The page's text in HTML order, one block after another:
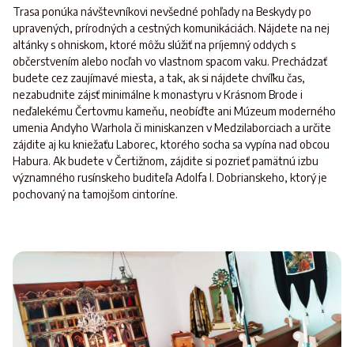
Trasa ponúka návštevníkovi nevšedné pohľady na Beskydy po
upravených, prírodných a cestných komunikáciách. Nájdete na nej
altánky s ohniskom, ktoré môžu slúžiť na príjemný oddych s
občerstvením alebo nocľah vo vlastnom spacom vaku. Prechádzať
budete cez zaujímavé miesta, a tak, ak si nájdete chvíľku čas,
nezabudnite zájsť minimálne k monastyru v Krásnom Brode i
neďalekému Čertovmu kameňu, neobíďte ani Múzeum moderného
umenia Andyho Warhola či miniskanzen v Medzilaborciach a určite
zájdite aj ku kniežaťu Laborec, ktorého socha sa vypína nad obcou
Habura. Ak budete v Čertižnom, zájdite si pozrieť pamätnú izbu
významného rusínskeho buditeľa Adolfa I. Dobrianskeho, ktorý je
pochovaný na tamojšom cintoríne.